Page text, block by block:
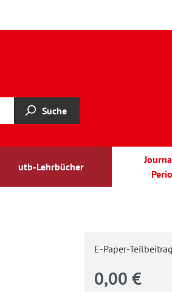
Suche
utb-Lehrbücher
E-Paper-Teilbeitrag
0,00 €